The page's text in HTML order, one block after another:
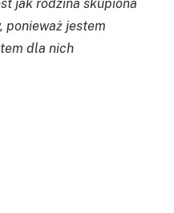
jak rodzina skupiona
ponieważ jestem
dla nich